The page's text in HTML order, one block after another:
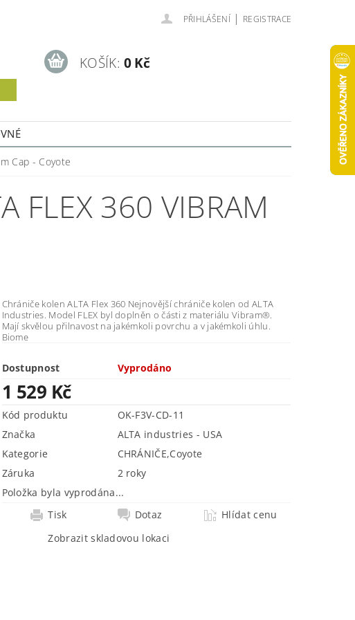
PŘIHLÁŠENÍ | REGISTRACE
KOŠÍK: 0 Kč
Cap - Coyote
FLEX 360 VIBRAM
Chrániče kolen ALTA Flex 360 Nejnovější chrániče kolen od ALTA
Industries. Model FLEX byl doplněn o části z materiálu Vibram®.
Mají skvělou přilnavost na jakémkoli povrchu a v jakémkoli úhlu.
Biome
Dostupnost Vyprodáno
1 529 Kč
Kód produktu
OK-F3V-CD-11
Značka
ALTA industries - USA
Kategorie
CHRÁNIČE,Coyote
Záruka
2 roky
Položka byla vyprodána...
Tisk
Dotaz
Hlídat cenu
Zobrazit skladovou lokaci